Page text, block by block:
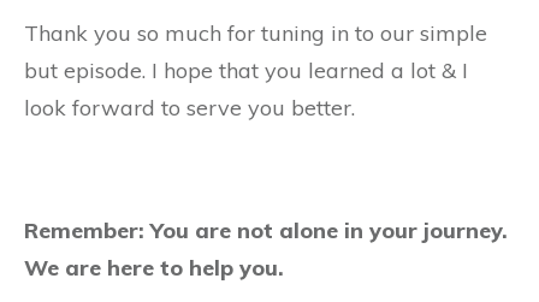
Thank you so much for tuning in to our simple
but episode. I hope that you learned a lot & I
look forward to serve you better.
Remember: You are not alone in your journey.
We are here to help you.